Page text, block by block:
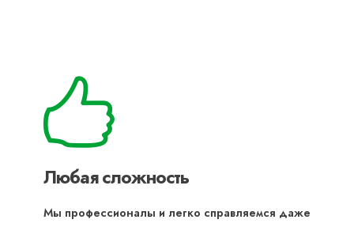
Любая сложность
Мы профессионалы и легко справляемся даже